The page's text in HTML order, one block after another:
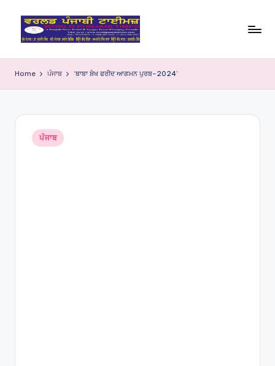
o
rl
d
Home ਪੰਜਾਬ ‘ਬਾਬਾ ਸ਼ੇਖ ਫਰੀਦ ਆਗਮਨ ਪੁਰਬ-2024’
Posted
in
ਪੰਜਾਬ